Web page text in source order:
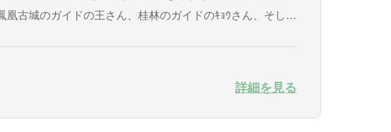
詳細を見る